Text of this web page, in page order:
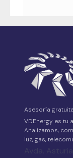
Asesoría gratuita
VDEnergy es tu
Analizamos,
luz, gas,
Avda.